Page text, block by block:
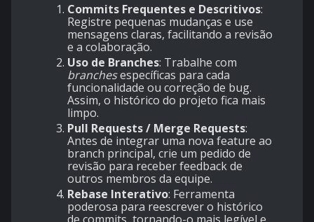
Commits Frequentes e Descritivos:
Registre pequenas mudanças e use
mensagens claras, facilitando a revisão
e a colaboração.
Uso de Branches: Trabalhe com
branchesespecíficas para cada
funcionalidade ou correção de bug.
Assim, o histórico do projeto fica mais
limpo.
Pull Requests / Merge Requests:
Antes de integrar uma nova feature ao
branch principal, crie um pedido de
revisão para receber feedback de
outros membros da equipe.
Rebase Interativo: Ferramenta
poderosa para reescrever o histórico